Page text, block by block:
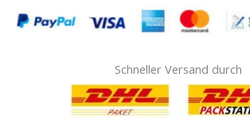
Schneller Versand durch